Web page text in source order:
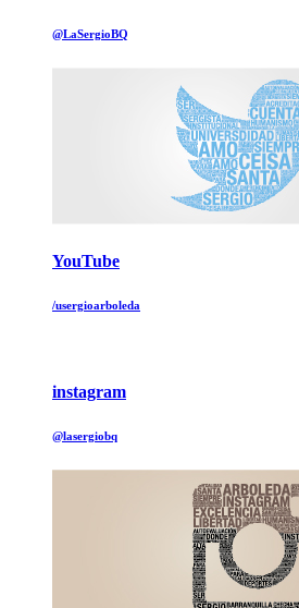
@LaSergioBQ
YouTube
/usergioarboleda
instagram
@lasergiobq